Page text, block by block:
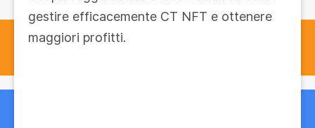
gestire efficacemente CT NFT e ottenere
maggiori profitti.